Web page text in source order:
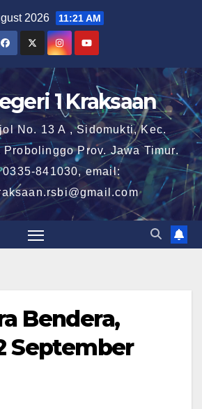
2026 11:21 AM
1 Kraksaan
No. 13 A , Sidomukti, Kec.
Probolinggo Prov. Jawa Timur.
0335-841030, email:
Bendera,
September